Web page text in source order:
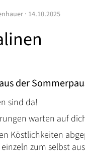
· 14.10.2025
der
sind da!
warten auf
Köstlichkeiten
zum selbst